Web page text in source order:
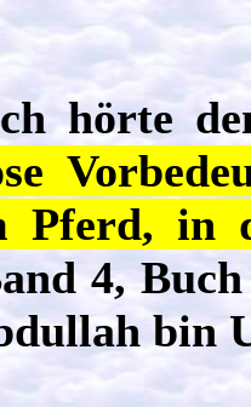
hörte
Pferd, in
4,
bin